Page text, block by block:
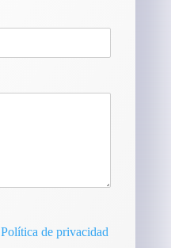
Política de privacidad